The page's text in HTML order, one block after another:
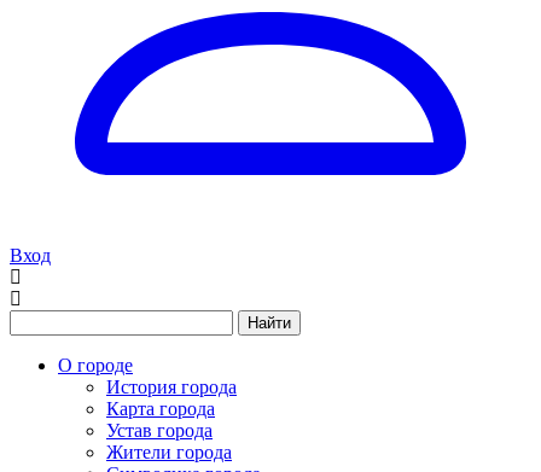
Вход
Найти
О городе
История города
Карта города
Устав города
Жители города